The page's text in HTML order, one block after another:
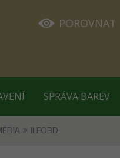
POROVNAT
SPRÁVA BAREV
ILFORD